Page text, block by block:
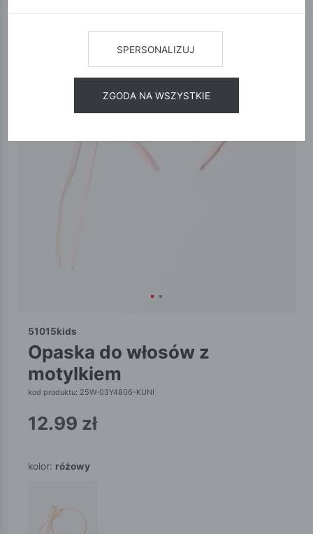
51015kids
opaska do włosów z
motylkiem
kod produktu: 25W-03Y4806-KUNI
12.99 zł
kolor: różowy
SPERSONALIZUJ
ZGODA NA WSZYSTKIE